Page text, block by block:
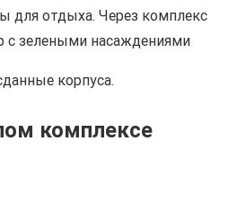
для отдыха. Через комплекс
с зелеными насаждениями
корпуса.
комплексе